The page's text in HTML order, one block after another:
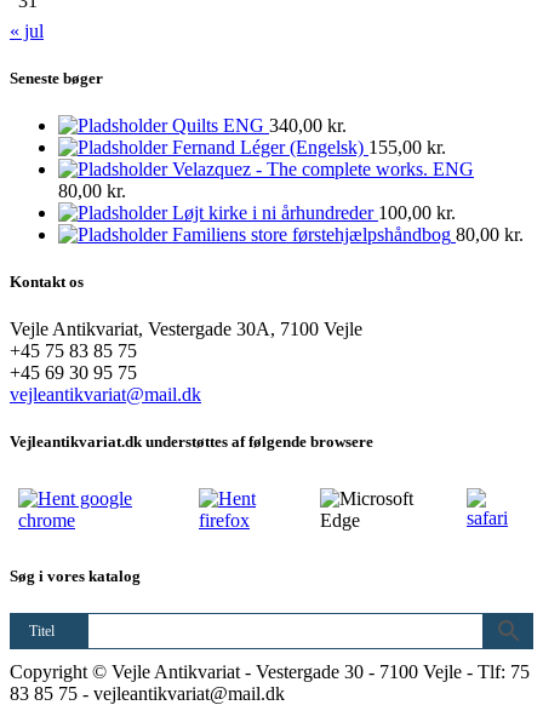
« jul
Seneste bøger
Quilts ENG 340,00 kr.
Fernand Léger (Engelsk) 155,00 kr.
Velazquez - The complete works. ENG
80,00 kr.
Løjt kirke i ni århundreder 100,00 kr.
Familiens store førstehjælpshåndbog 80,00 kr.
Kontakt os
Vejle Antikvariat, Vestergade 30A, 7100 Vejle
+45 75 83 85 75
+45 69 30 95 75
vejleantikvariat@mail.dk
Vejleantikvariat.dk understøttes af følgende browsere
Søg i vores katalog
Titel
Copyright © Vejle Antikvariat - Vestergade 30 - 7100 Vejle - Tlf: 75
83 85 75 - vejleantikvariat@mail.dk